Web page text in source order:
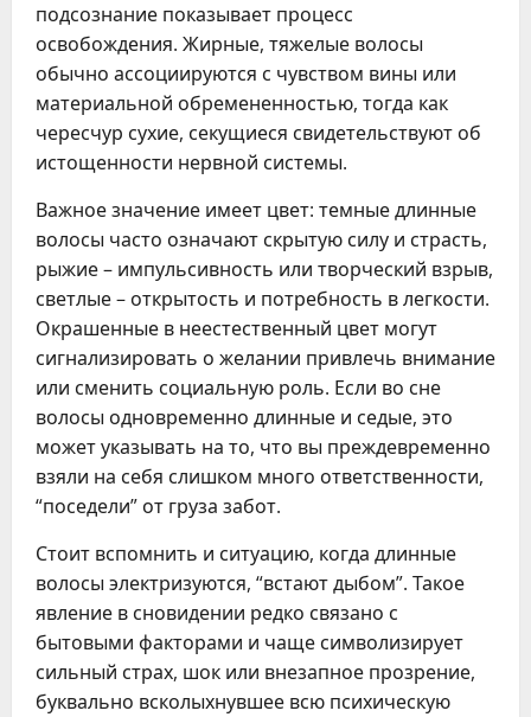
подсознание показывает процесс
освобождения. Жирные, тяжелые волосы
обычно ассоциируются с чувством вины или
материальной обремененностью, тогда как
чересчур сухие, секущиеся свидетельствуют об
истощенности нервной системы.
Важное значение имеет цвет: темные длинные
волосы часто означают скрытую силу и страсть,
рыжие – импульсивность или творческий взрыв,
светлые – открытость и потребность в легкости.
Окрашенные в неестественный цвет могут
сигнализировать о желании привлечь внимание
или сменить социальную роль. Если во сне
волосы одновременно длинные и седые, это
может указывать на то, что вы преждевременно
взяли на себя слишком много ответственности,
“поседели” от груза забот.
Стоит вспомнить и ситуацию, когда длинные
волосы электризуются, “встают дыбом”. Такое
явление в сновидении редко связано с
бытовыми факторами и чаще символизирует
сильный страх, шок или внезапное прозрение,
буквально всколыхнувшее всю психическую